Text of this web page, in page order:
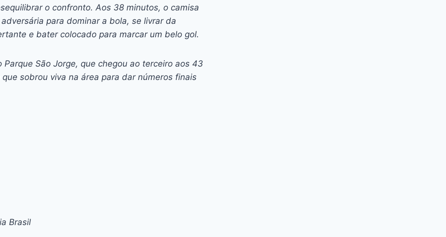
o confronto. Aos 38 minutos, o camisa
para dominar a bola, se livrar da
e bater colocado para marcar um belo gol.
São Jorge, que chegou ao terceiro aos 43
sobrou viva na área para dar números finais
Brasil